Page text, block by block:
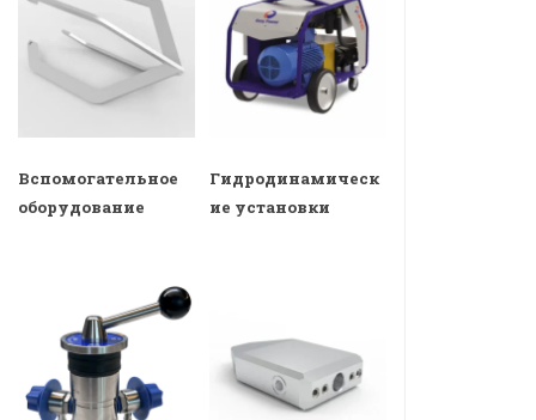
Вспомогательное
оборудование
Гидродинамическ
ие установки